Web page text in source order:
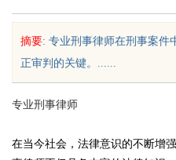
摘要: 专业刑事律师在刑事案件
正审判的关键。......
专业刑事律师
在当今社会，法律意识的不断增
”为什么隔壁店铺没
他免费派单？